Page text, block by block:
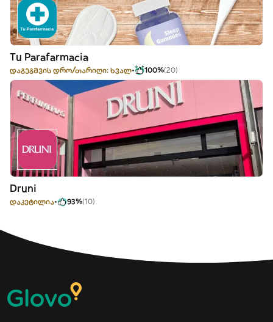
Tu Parafarmacia
დაგეგმვის დრო/თარიღი: ხვალ 100%(20)
Druni
დაკეტილია 93%(10)